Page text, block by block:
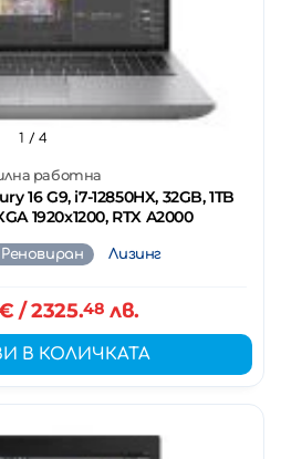
работна
16 G9, i7-12850HX, 32GB, 1TB
1920x1200, RTX A2000
1 / 4
Реновиран Лизинг
/ 2325.48 лв.
В КОЛИЧКАТА